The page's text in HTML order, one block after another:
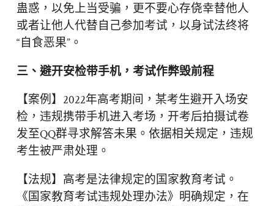
蛊惑，以免上当受骗，更不要心存侥幸替他人
或者让他人代替自己参加考试，以身试法终将
“自食恶果”。
三、避开安检带手机，考试作弊毁前程
【案例】2022年高考期间，某考生避开入场安
检，违规携带手机进入考场，开考后拍摄试卷
发至QQ群寻求解答未果。依据相关规定，违规
考生被严肃处理。
【法规】高考是法律规定的国家教育考试。
《国家教育考试违规处理办法》明确规定，在